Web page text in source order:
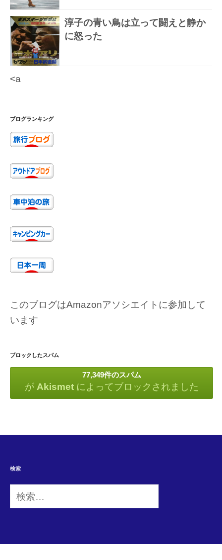
淳子の青い鳥は立って闘えと静か
に怒った
<a
ブログランキング
このブログはAmazonアソシエイトに参加して
います
ブロックしたスパム
77,349件のスパム
が Akismetによってブロックされました
検索
検
索: